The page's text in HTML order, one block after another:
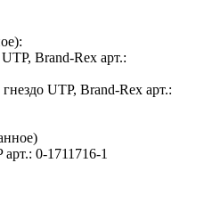
Brand-Rex арт.:
UTP, Brand-Rex арт.:
0-1711716-1